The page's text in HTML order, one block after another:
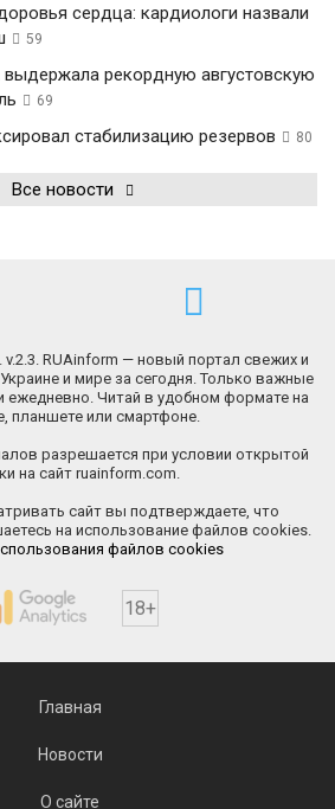
сердца: кардиологи назвали
59
выдержала рекордную августовскую
69
стабилизацию резервов 80
Все новости
RUAinform — новый портал свежих и
и мире за сегодня. Только важные
ежедневно. Читай в удобном формате на
планшете или смартфоне.
разрешается при условии открытой
на сайт ruainform.com.
сайт вы подтверждаете, что
на использование файлов cookies.
файлов cookies
18+
Главная
Новости
О сайте